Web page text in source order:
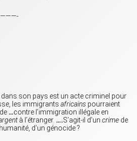
dans son pays est un acte criminel pour
les immigrants africains pourraient
…contre l’immigration illégale en
à l’étranger. ….S’agit-il d’un crime de
d’un génocide ?